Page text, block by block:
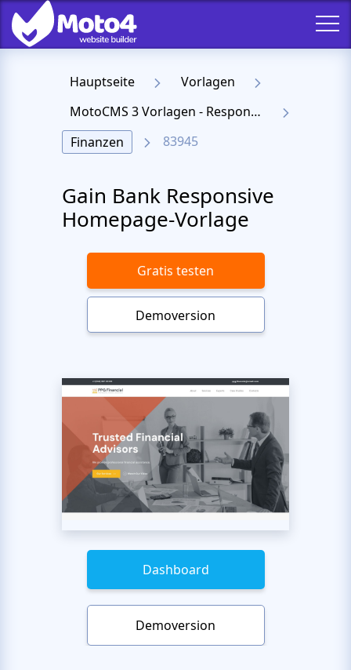
Hauptseite
Vorlagen
MotoCMS 3 Vorlagen - Responsive Templates für Website
Finanzen
83945
Gain Bank Responsive
Homepage-Vorlage
Gratis testen
Demoversion
Dashboard
Demoversion